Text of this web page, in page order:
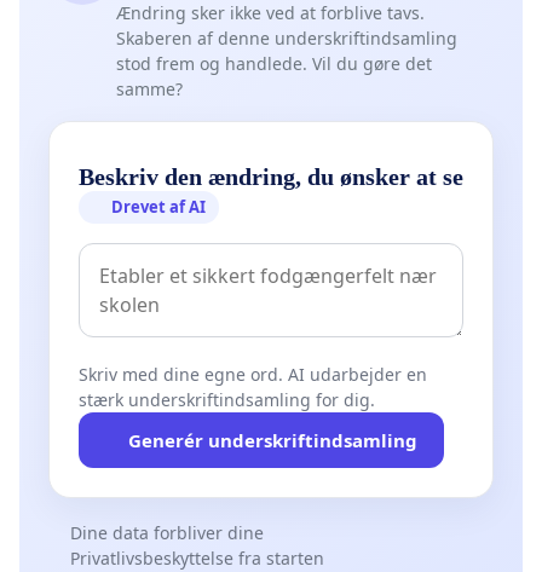
Ændring sker ikke ved at forblive tavs.
Skaberen af denne underskriftindsamling
stod frem og handlede. Vil du gøre det
samme?
Beskriv den ændring, du ønsker at se
Drevet af AI
Skriv med dine egne ord. AI udarbejder en
stærk underskriftindsamling for dig.
Generér underskriftindsamling
Dine data forbliver dine
Privatlivsbeskyttelse fra starten